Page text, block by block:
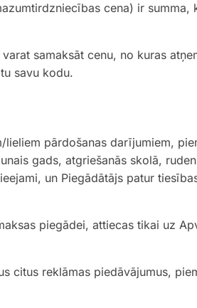
cena) ir summa,
samaksāt cenu, no kuras
savu kodu.
pārdošanas darījumiem,
gads, atgriešanās skolā,
un Piegādātājs patur
piegādei, attiecas tikai uz
citus reklāmas piedāvājumus,